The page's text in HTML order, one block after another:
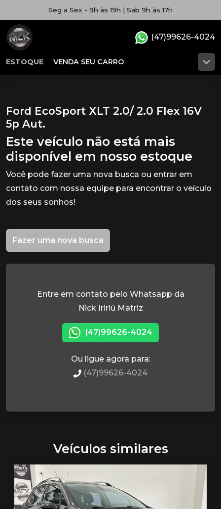
Seg a Sex - 9h às 19h | Sab 9h às 17h
ESTOQUE VENDA SEU CARRO
(47)99626-4024
Ford EcoSport XLT 2.0/ 2.0 Flex 16V
5p Aut.
Este veículo não está mais
disponível em nosso estoque
Você pode fazer uma nova busca ou entrar em
contato com nossa equipe para encontrar o veículo
dos seus sonhos!
Fazer uma nova busca
Entre em contato pelo Whatsapp da
Nick Iririú Matriz
(47)99626-4024
Ou ligue agora para:
(47)99626-4024
Veículos similares